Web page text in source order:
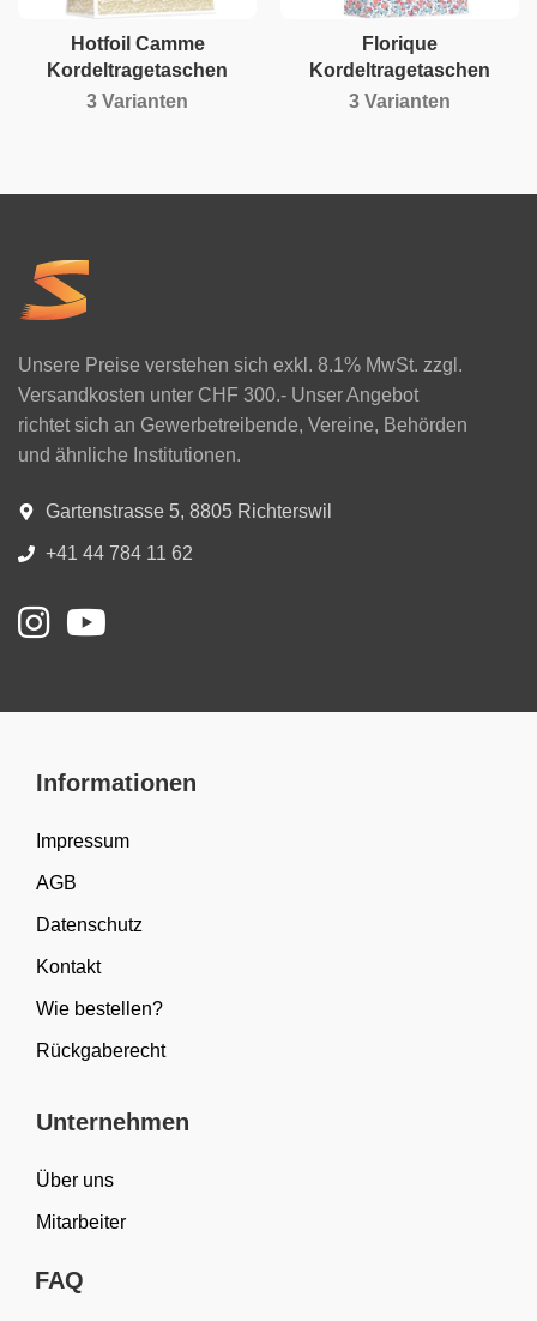
Hotfoil Camme
Kordeltragetaschen
3 Varianten
Florique
Kordeltragetaschen
3 Varianten
Unsere Preise verstehen sich exkl. 8.1% MwSt. zzgl.
Versandkosten unter CHF 300.- Unser Angebot
richtet sich an Gewerbetreibende, Vereine, Behörden
und ähnliche Institutionen.
Gartenstrasse 5, 8805 Richterswil
+41 44 784 11 62
Informationen
Impressum
AGB
Datenschutz
Kontakt
Wie bestellen?
Rückgaberecht
Unternehmen
Über uns
Mitarbeiter
FAQ